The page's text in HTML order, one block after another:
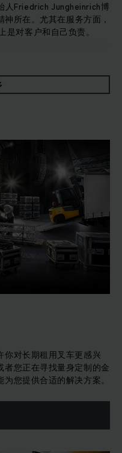
人Friedrich Jungheinrich博
所在。尤其在服务方面，
是对客户和自己负责。
们企业文化的基本组成部
全平等。永恒力建立了长
用性，快速通信渠道和快
多名合格的服务工程师组
您提供现场协助。
们提供有关分析和优化核心
理，存储系统和物料流。
动。 因此，我们创建了综
验和专业知识。 这些涵盖
电池管理和安全课程。
永恒力为您提供保证质量的
可以信赖我们品质。
你对长期租用叉车更感兴
者您正在寻找量身定制的金
您提供合适的解决方案。